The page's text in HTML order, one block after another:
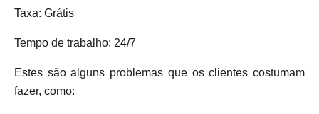
Taxa: Grátis
Tempo de trabalho: 24/7
Estes são alguns problemas que os clientes costumam
fazer, como: